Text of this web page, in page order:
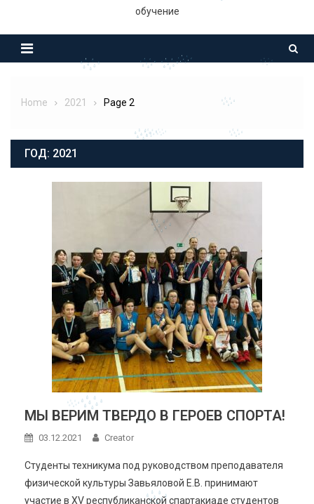
обучение
Home 2021 Page 2
ГОД: 2021
МЫ ВЕРИМ ТВЕРДО В ГЕРОЕВ СПОРТА!
03.12.2021 Creator
Студенты техникума под руководством преподавателя
физической культуры Завьяловой Е.В. принимают
участие в XV республиканской спартакиаде студентов